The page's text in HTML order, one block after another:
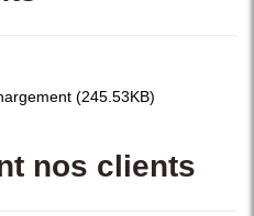
(245.53KB)
nos clients